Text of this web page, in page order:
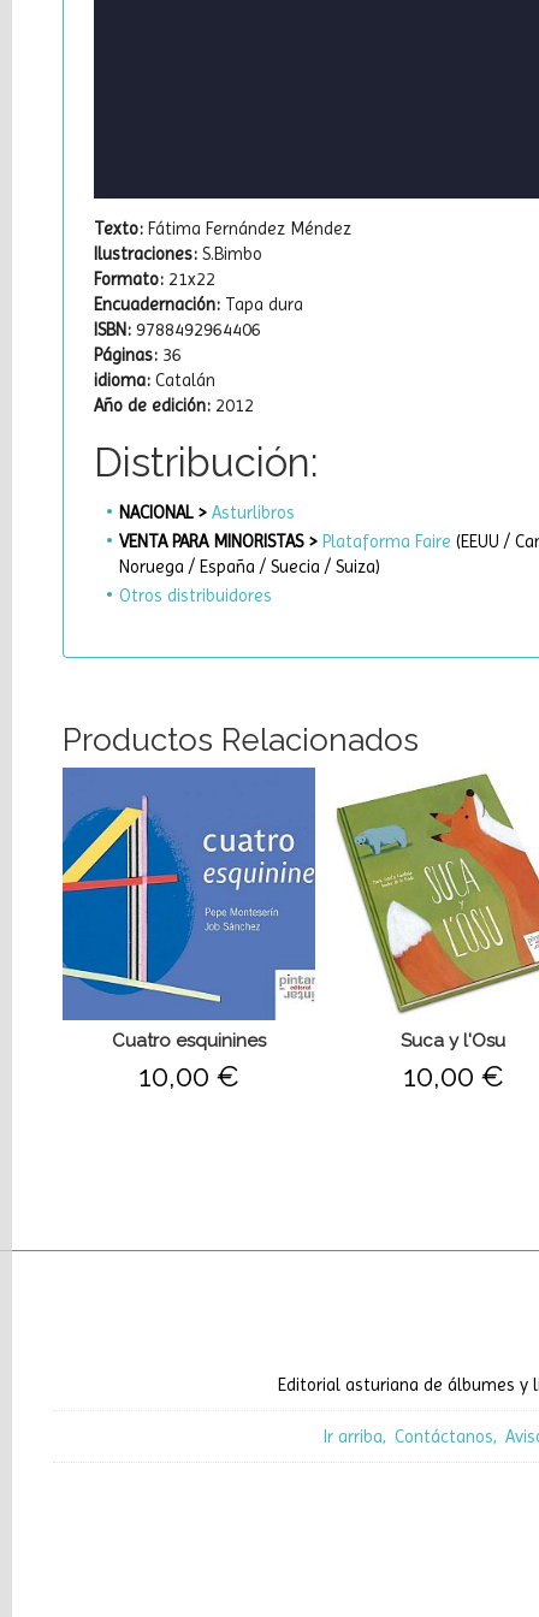
Texto: Fátima Fernández Méndez
Ilustraciones: S.Bimbo
Formato: 21x22
Encuadernación: Tapa dura
ISBN:9788492964406
Páginas: 36
idioma:Catalán
Año de edición: 2012
Distribución:
NACIONAL > Asturlibros
VENTA PARA MINORISTAS > Plataforma Faire (EEUU /
Noruega / España / Suecia / Suiza)
Otros distribuidores
Productos Relacionados
Cuatro esquinines
10,00 €
Suca y l'Osu
10,00 €
Editorial asturiana de álbumes y
Ir arriba Contáctanos